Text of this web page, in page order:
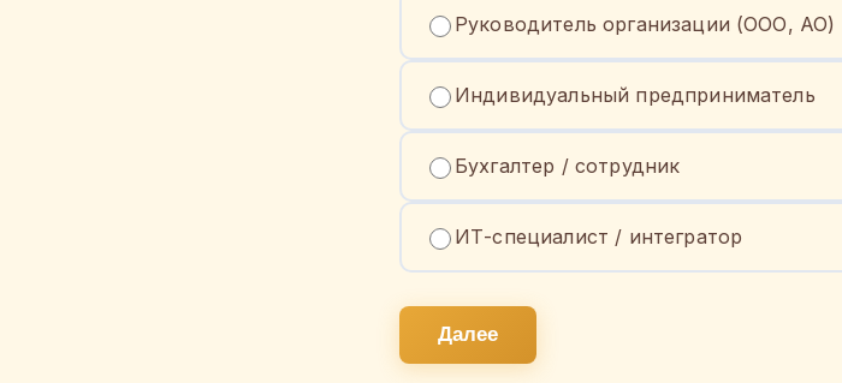
Руководитель организации (ООО, АО)
Индивидуальный предприниматель
Бухгалтер / сотрудник
ИТ-специалист / интегратор
Далее